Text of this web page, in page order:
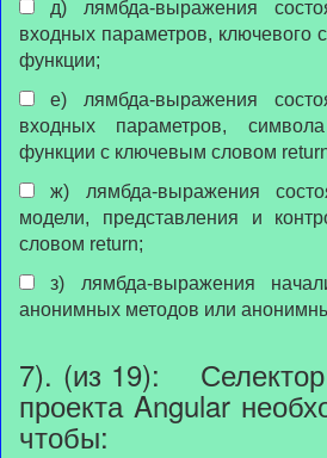
входных параметров, ключевого
функции;
входных параметров,
функции с ключевым словом
модели, представления и
словом return;
анонимных методов или
7). (из 19): Селектор
проекта Angular
чтобы: